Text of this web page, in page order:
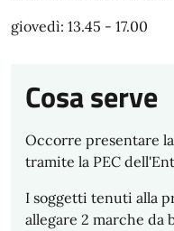
giovedì: 13.45 - 17.00
Cosa serve
Occorre presentare
tramite la PEC
I soggetti tenuti alla
allegare 2 marche da